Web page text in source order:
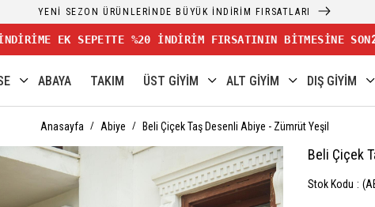
YENİ SEZON ÜRÜNLERİNDE BÜYÜK İNDİRİM FIRSATLARI
EK SEPETTE %20 İNDİRİM FIRSATININ BİTMESİNE SON
ABAYA TAKIM ÜST GİYİM ALT GİYİM DIŞ GİYİM
Anasayfa Abiye Beli Çiçek Taş Desenli Abiye - Zümrüt Yeşil
Beli Çiçek
Stok Kodu